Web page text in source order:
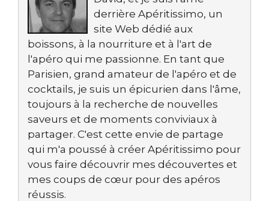
derrière Apéritissimo, un
site Web dédié aux
boissons, à la nourriture et à l'art de
l'apéro qui me passionne. En tant que
Parisien, grand amateur de l'apéro et de
cocktails, je suis un épicurien dans l'âme,
toujours à la recherche de nouvelles
saveurs et de moments conviviaux à
partager. C'est cette envie de partage
qui m'a poussé à créer Apéritissimo pour
vous faire découvrir mes découvertes et
mes coups de cœur pour des apéros
réussis.